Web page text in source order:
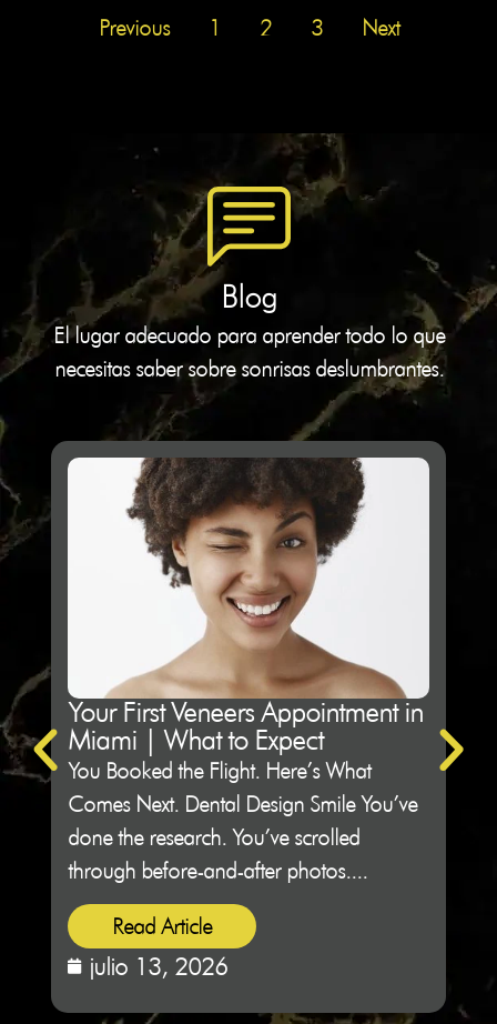
Previous 1 2 3 Next
Blog
El lugar adecuado para aprender todo lo que
necesitas saber sobre sonrisas deslumbrantes.
Your First Veneers Appointment in
Miami | What to Expect
You Booked the Flight. Here’s What
Comes Next. Dental Design Smile You’ve
done the research. You’ve scrolled
through before-and-after photos....
Read Article
julio 13, 2026